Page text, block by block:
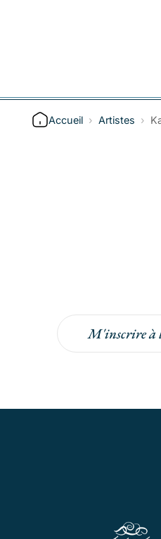
Accueil › Artistes ›
M'inscrire à